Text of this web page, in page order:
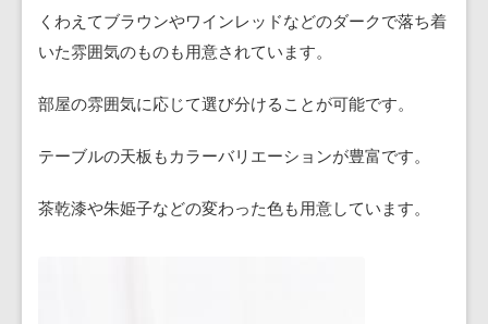
くわえてブラウンやワインレッドなどのダークで落ち着
いた雰囲気のものも用意されています。
部屋の雰囲気に応じて選び分けることが可能です。
テーブルの天板もカラーバリエーションが豊富です。
茶乾漆や朱姫子などの変わった色も用意しています。